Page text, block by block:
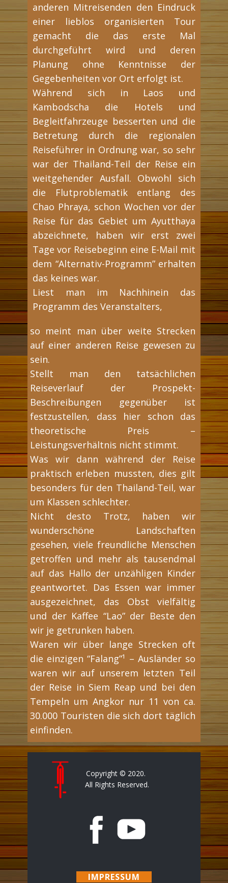
anderen Mitreisenden den Eindruck
einer lieblos organisierten Tour
gemacht die das erste Mal
durchgeführt wird und deren
Planung ohne Kenntnisse der
Gegebenheiten vor Ort erfolgt ist.
Während sich in Laos und
Kambodscha die Hotels und
Begleitfahrzeuge besserten und die
Betretung durch die regionalen
Reiseführer in Ordnung war, so sehr
war der Thailand-Teil der Reise ein
weitgehender Ausfall. Obwohl sich
die Flutproblematik entlang des
Chao Phraya, schon Wochen vor der
Reise für das Gebiet um Ayutthaya
abzeichnete, haben wir erst zwei
Tage vor Reisebeginn eine E-Mail mit
dem “Alternativ-Programm” erhalten
das keines war.
Liest man im Nachhinein das
Programm des Veranstalters,
so meint man über weite Strecken
auf einer anderen Reise gewesen zu
sein.
Stellt man den tatsächlichen
Reiseverlauf der Prospekt-
Beschreibungen gegenüber ist
festzustellen, dass hier schon das
theoretische Preis –
Leistungsverhältnis nicht stimmt.
Was wir dann während der Reise
praktisch erleben mussten, dies gilt
besonders für den Thailand-Teil, war
um Klassen schlechter.
Nicht desto Trotz, haben wir
wunderschöne Landschaften
gesehen, viele freundliche Menschen
getroffen und mehr als tausendmal
auf das Hallo der unzähligen Kinder
geantwortet. Das Essen war immer
ausgezeichnet, das Obst vielfältig
und der Kaffee “Lao” der Beste den
wir je getrunken haben.
Waren wir über lange Strecken oft
die einzigen “Falang”¹ – Ausländer so
waren wir auf unserem letzten Teil
der Reise in Siem Reap und bei den
Tempeln um Angkor nur 11 von ca.
30.000 Touristen die sich dort täglich
einfinden.
Copyright © 2020.
All Rights Reserved.
IMPRESSUM